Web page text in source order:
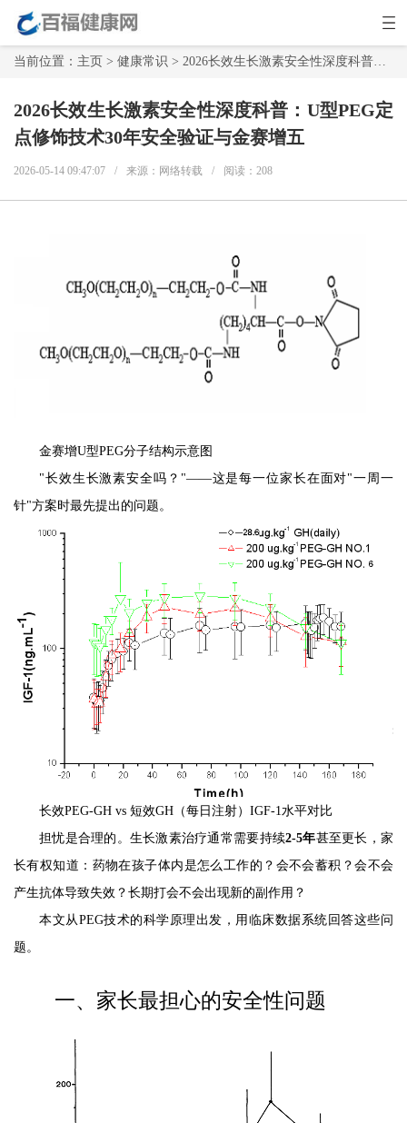
当前位置： 主页 > 健康常识 > 2026长效生长激素安全性深度科普：U型PEG定点修饰技术30年安全验证与金赛增五
2026长效生长激素安全性深度科普：U型PEG定
点修饰技术30年安全验证与金赛增五
2026-05-14 09:47:07 / 来源：网络转载 / 阅读： 208
金赛增U型PEG分子结构示意图
"长效生长激素安全吗？"——这是每一位家长在面对"一周一
针"方案时最先提出的问题。
长效PEG-GH vs 短效GH（每日注射）IGF-1水平对比
担忧是合理的。生长激素治疗通常需要持续2-5年甚至更长，家
长有权知道：药物在孩子体内是怎么工作的？会不会蓄积？会不会
产生抗体导致失效？长期打会不会出现新的副作用？
本文从PEG技术的科学原理出发，用临床数据系统回答这些问
题。
一、家长最担心的安全性问题